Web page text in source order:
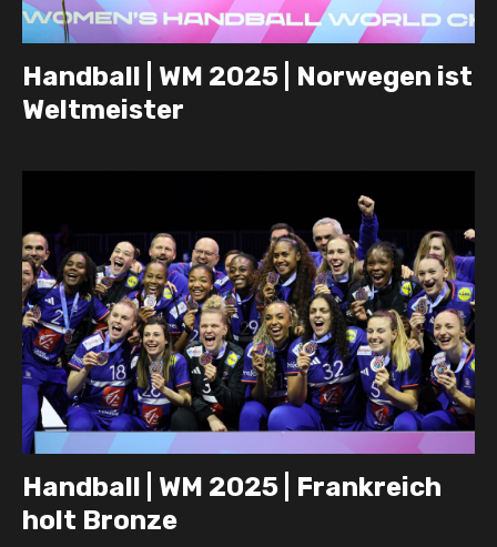
Handball | WM 2025 | Norwegen ist
Weltmeister
Handball | WM 2025 | Frankreich
holt Bronze